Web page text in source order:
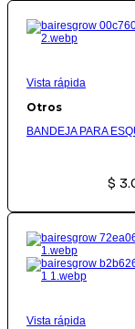
Vista rápida
Otros
BANDEJA PARA
$
Vista rápida